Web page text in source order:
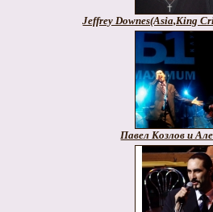
Jeffrey Downes(Asia,King
Павел Козлов и